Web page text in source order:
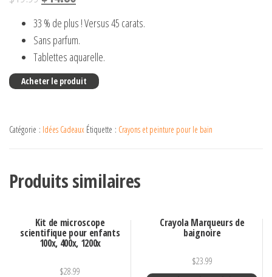
33 % de plus ! Versus 45 carats.
Sans parfum.
Tablettes aquarelle.
Acheter le produit
Catégorie : Idées Cadeaux Étiquette : Crayons et peinture pour le bain
Produits similaires
Kit de microscope
scientifique pour enfants
100x, 400x, 1200x
$28.99
Crayola Marqueurs de
baignoire
$23.99